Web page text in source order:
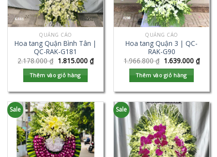
QUẢNG CÁO
Hoa tang Quận Bình Tân |
QC-RAK-G181
2.178.000₫ 1.815.000 ₫
Thêm vào giỏ hàng
QUẢNG CÁO
Hoa tang Quận 3 | QC-
RAK-G90
1.966.800₫ 1.639.000 ₫
Thêm vào giỏ hàng
Sale Sale